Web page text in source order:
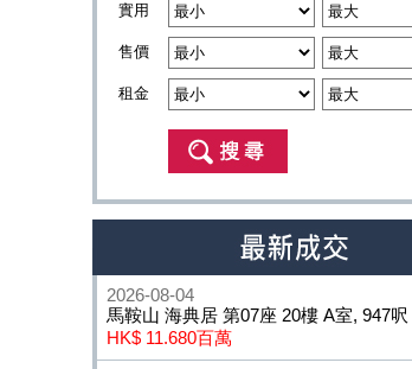
實用
售價
租金
2026-08-04
馬鞍山 海典居 第07座 20樓 A室, 947呎
HK$ 11.680百萬